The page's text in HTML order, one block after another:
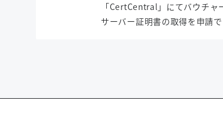
「CertCentral」にてバウチャ
サーバー証明書の取得を申請で